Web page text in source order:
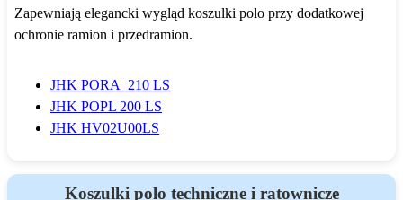
Zapewniają elegancki wygląd koszulki polo przy dodatkowej
ochronie ramion i przedramion.
JHK PORA 210 LS
JHK POPL 200 LS
JHK HV02U00LS
Koszulki polo techniczne i ratownicze